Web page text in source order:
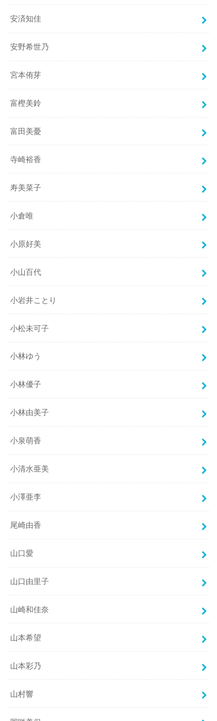
安済知佳
安野希世乃
宮本侑芽
富樫美鈴
富田美憂
寺崎裕香
寿美菜子
小倉唯
小原好美
小山百代
小岩井ことり
小松未可子
小林ゆう
小林優子
小林由美子
小泉萌香
小清水亜美
小澤亜李
尾崎由香
山口愛
山口由里子
山崎和佳奈
山本希望
山本彩乃
山村響